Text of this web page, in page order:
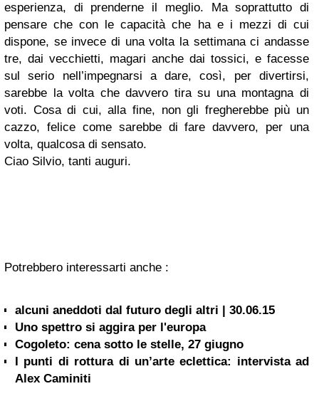
esperienza, di prenderne il meglio. Ma soprattutto di
pensare che con le capacità che ha e i mezzi di cui
dispone, se invece di una volta la settimana ci andasse
tre, dai vecchietti, magari anche dai tossici, e facesse
sul serio nell’impegnarsi a dare, così, per divertirsi,
sarebbe la volta che davvero tira su una montagna di
voti. Cosa di cui, alla fine, non gli fregherebbe più un
cazzo, felice come sarebbe di fare davvero, per una
volta, qualcosa di sensato.
Ciao Silvio, tanti auguri.
Potrebbero interessarti anche :
alcuni aneddoti dal futuro degli altri | 30.06.15
Uno spettro si aggira per l'europa
Cogoleto: cena sotto le stelle, 27 giugno
I punti di rottura di un’arte eclettica: intervista ad
Alex Caminiti